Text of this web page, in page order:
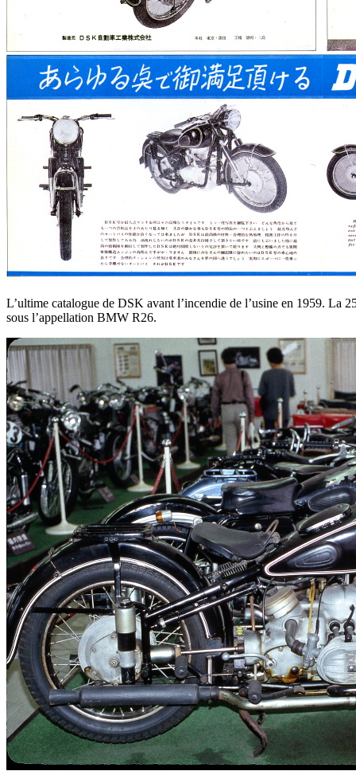
L’ultime catalogue de DSK avant l’incendie de l’usine en 1959. La
sous l’appellation BMW R26.